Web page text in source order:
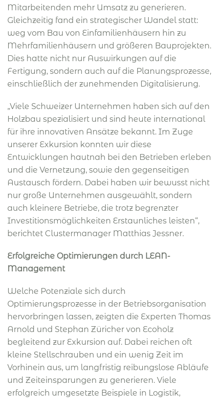
Mitarbeitenden mehr Umsatz zu generieren.
Gleichzeitig fand ein strategischer Wandel statt:
weg vom Bau von Einfamilienhäusern hin zu
Mehrfamilienhäusern und größeren Bauprojekten.
Dies hatte nicht nur Auswirkungen auf die
Fertigung, sondern auch auf die Planungsprozesse,
einschließlich der zunehmenden Digitalisierung.
„Viele Schweizer Unternehmen haben sich auf den
Holzbau spezialisiert und sind heute international
für ihre innovativen Ansätze bekannt. Im Zuge
unserer Exkursion konnten wir diese
Entwicklungen hautnah bei den Betrieben erleben
und die Vernetzung, sowie den gegenseitigen
Austausch fördern. Dabei haben wir bewusst nicht
nur große Unternehmen ausgewählt, sondern
auch kleinere Betriebe, die trotz begrenzter
Investitionsmöglichkeiten Erstaunliches leisten“,
berichtet Clustermanager Matthias Jessner.
Erfolgreiche Optimierungen durch LEAN-
Management
Welche Potenziale sich durch
Optimierungsprozesse in der Betriebsorganisation
hervorbringen lassen, zeigten die Experten Thomas
Arnold und Stephan Züricher von Ecoholz
begleitend zur Exkursion auf. Dabei reichen oft
kleine Stellschrauben und ein wenig Zeit im
Vorhinein aus, um langfristig reibungslose Abläufe
und Zeiteinsparungen zu generieren. Viele
erfolgreich umgesetzte Beispiele in Logistik,